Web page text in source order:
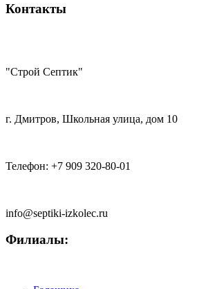
Контакты
"Строй Септик"
г. Дмитров, Школьная улица, дом 10
Телефон: +7 909 320-80-01
info@septiki-izkolec.ru
Филиалы: